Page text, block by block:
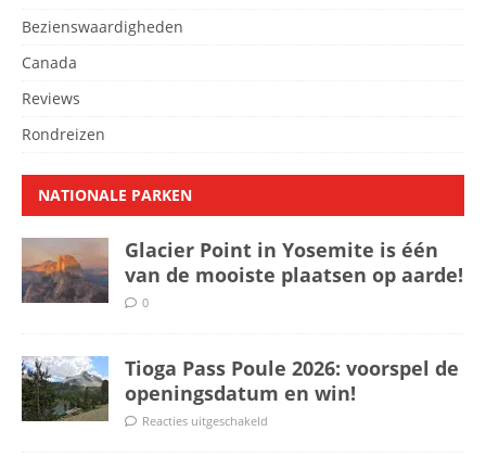
Bezienswaardigheden
Canada
Reviews
Rondreizen
NATIONALE PARKEN
Glacier Point in Yosemite is één
van de mooiste plaatsen op aarde!
0
Tioga Pass Poule 2026: voorspel de
openingsdatum en win!
Reacties uitgeschakeld